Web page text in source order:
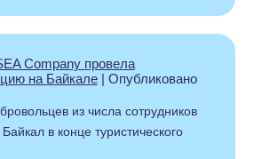
Company провела
на Байкале| Опубликовано
из числа сотрудников
в конце туристического